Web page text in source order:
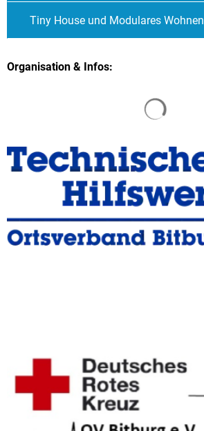
Tiny House und Modulares Wohnen
Organisation & Infos: